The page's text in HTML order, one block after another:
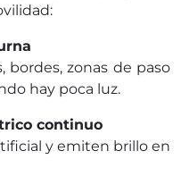
bordes, zonas de paso
hay poca luz.
continuo
y emiten brillo en